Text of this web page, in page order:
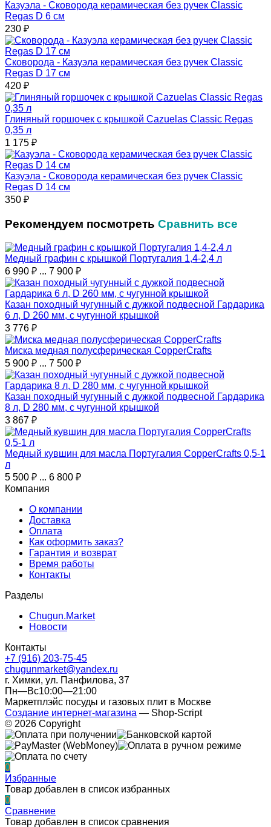
Казуэла - Сковорода керамическая без ручек Classic
Regas D 6 см
230 ₽
Сковорода - Казуэла керамическая без ручек Classic
Regas D 17 см
420 ₽
Глиняный горшочек с крышкой Cazuelas Classic Regas
0,35 л
1 175 ₽
Казуэла - Сковорода керамическая без ручек Classic
Regas D 14 см
350 ₽
Рекомендуем посмотреть Сравнить все
Медный графин с крышкой Португалия 1,4-2,4 л
6 990 ₽ ... 7 900 ₽
Казан походный чугунный с дужкой подвесной Гардарика
6 л, D 260 мм, с чугунной крышкой
3 776 ₽
Миска медная полусферическая CopperCrafts
5 900 ₽ ... 7 500 ₽
Казан походный чугунный с дужкой подвесной Гардарика
8 л, D 280 мм, с чугунной крышкой
3 867 ₽
Медный кувшин для масла Португалия CopperCrafts 0,5-1
л
5 500 ₽ ... 6 800 ₽
Компания
О компании
Доставка
Оплата
Как оформить заказ?
Гарантия и возврат
Время работы
Контакты
Разделы
Chugun.Market
Новости
Контакты
+7 (916) 203-75-45
chugunmarket@yandex.ru
г. Химки, ул. Панфилова, 37
Пн—Вс10:00—21:00
Маркетплэйс посуды и газовых плит в Москве
Создание интернет-магазина — Shop-Script
© 2026 Copyright
0
Избранные
Товар добавлен в список избранных
0
Сравнение
Товар добавлен в список сравнения